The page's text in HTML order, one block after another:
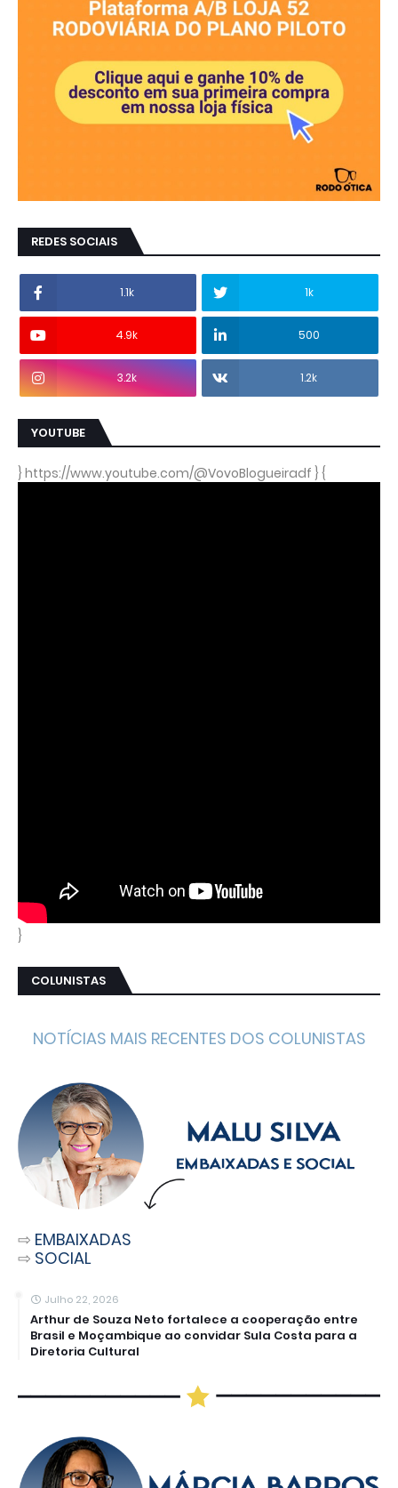
REDES SOCIAIS
1.1k 1k
4.9k 500
3.2k 1.2k
YOUTUBE
} https://www.youtube.com/@VovoBlogueiradf } {
}
COLUNISTAS
NOTÍCIAS MAIS RECENTES DOS COLUNISTAS
⇨ EMBAIXADAS
⇨ SOCIAL
Julho 22, 2026
Arthur de Souza Neto fortalece a cooperação entre
Brasil e Moçambique ao convidar Sula Costa para a
Diretoria Cultural